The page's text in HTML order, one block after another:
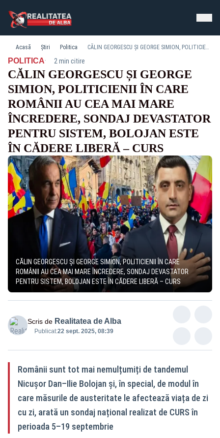
Acasă Știri Politica CĂLIN GEORGESCU ȘI GEORGE SIMION, POLITICIENII ÎN CARE ROMÂNII AU CEA MAI MARE ÎNCREDERE, SONDAJ DEVASTATOR PENTRU SISTEM, BOLOJAN ESTE ÎN CĂDERE LIBERĂ – CURS
POLITICA· 2 min citire
CĂLIN GEORGESCU ȘI GEORGE
SIMION, POLITICIENII ÎN CARE
ROMÂNII AU CEA MAI MARE
ÎNCREDERE, SONDAJ DEVASTATOR
PENTRU SISTEM, BOLOJAN ESTE
ÎN CĂDERE LIBERĂ – CURS
CĂLIN GEORGESCU ȘI GEORGE SIMION, POLITICIENII ÎN CARE
ROMÂNII AU CEA MAI MARE ÎNCREDERE, SONDAJ DEVASTATOR
PENTRU SISTEM, BOLOJAN ESTE ÎN CĂDERE LIBERĂ – CURS
Scris de Realitatea de Alba
Publicat:22 sept. 2025, 08:39
Românii sunt tot mai nemulțumiți de tandemul
Nicușor Dan–Ilie Bolojan și, în special, de modul în
care măsurile de austeritate le afectează viața de zi
cu zi, arată un sondaj național realizat de CURS în
perioada 5–19 septembrie